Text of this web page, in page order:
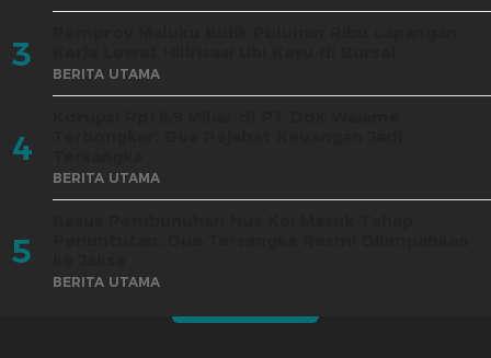
3 BERITA UTAMA
4
BERITA UTAMA
5
BERITA UTAMA